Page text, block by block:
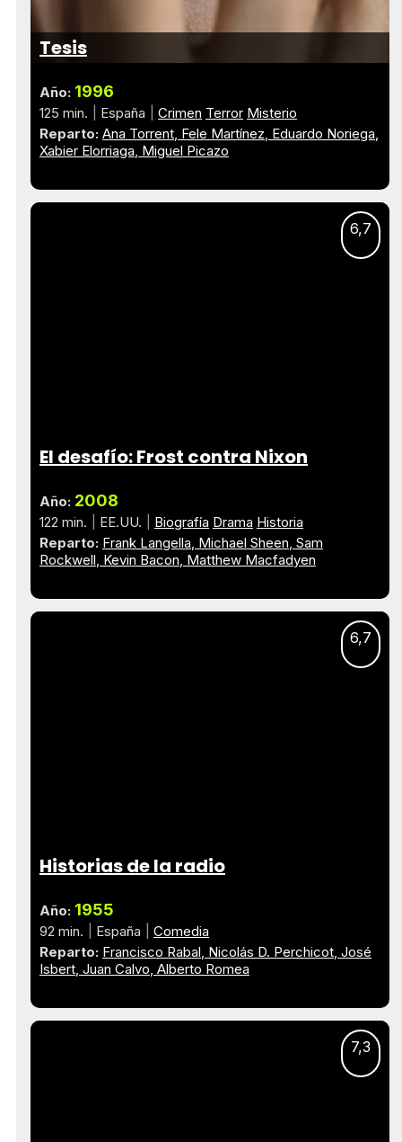
Tesis
Año: 1996
125 min. España Crimen Terror Misterio
Reparto: Ana Torrent Fele Martínez Eduardo Noriega
Xabier Elorriaga Miguel Picazo
6,7
El desafío: Frost contra Nixon
Año: 2008
122 min. EE.UU. Biografía Drama Historia
Reparto: Frank Langella Michael Sheen Sam
Rockwell Kevin Bacon Matthew Macfadyen
6,7
Historias de la radio
Año: 1955
92 min. España
Comedia
Reparto: Francisco Rabal Nicolás D. Perchicot José
Isbert Juan Calvo Alberto Romea
7,3